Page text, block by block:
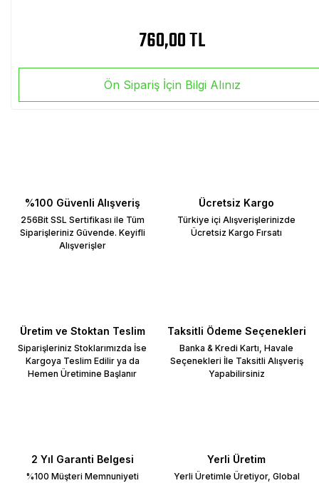
760,00 TL
Ön Sipariş İçin Bilgi Alınız
%100 Güvenli Alışveriş
256Bit SSL Sertifikası ile Tüm
Siparişleriniz Güvende. Keyifli
Alışverişler
Ücretsiz Kargo
Türkiye içi Alışverişlerinizde
Ücretsiz Kargo Fırsatı
Üretim ve Stoktan Teslim
Siparişleriniz Stoklarımızda İse
Kargoya Teslim Edilir ya da
Hemen Üretimine Başlanır
Taksitli Ödeme Seçenekleri
Banka & Kredi Kartı, Havale
Seçenekleri İle Taksitli Alışveriş
Yapabilirsiniz
2 Yıl Garanti Belgesi
%100 Müşteri Memnuniyeti
Yerli Üretim
Yerli Üretimle Üretiyor, Global